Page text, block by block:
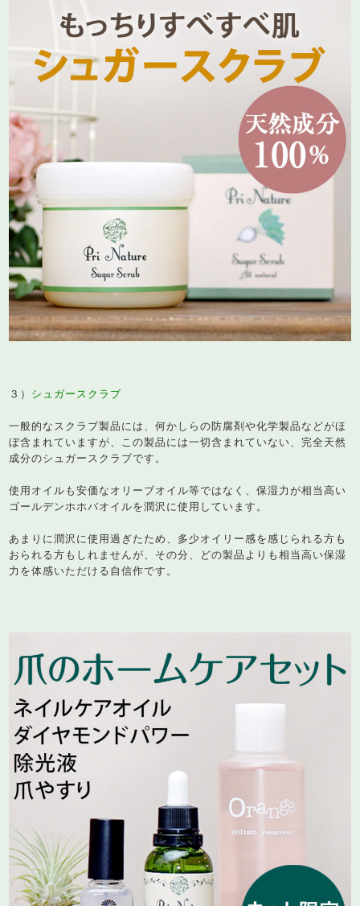
３） シュガースクラブ
一般的なスクラブ製品には、何かしらの防腐剤や化学製品などがほ
ぼ含まれていますが、この製品には一切含まれていない、完全天然
成分のシュガースクラブです。
使用オイルも安価なオリーブオイル等ではなく、保湿力が相当高い
ゴールデンホホバオイルを潤沢に使用しています。
あまりに潤沢に使用過ぎたため、多少オイリー感を感じられる方も
おられる方もしれませんが、その分、どの製品よりも相当高い保湿
力を体感いただける自信作です。